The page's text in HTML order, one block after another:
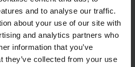
and to analyse our traffic.
about your use of our site with
and analytics partners who
information that you’ve
they’ve collected from your use
souhlas.
není k dispozici v